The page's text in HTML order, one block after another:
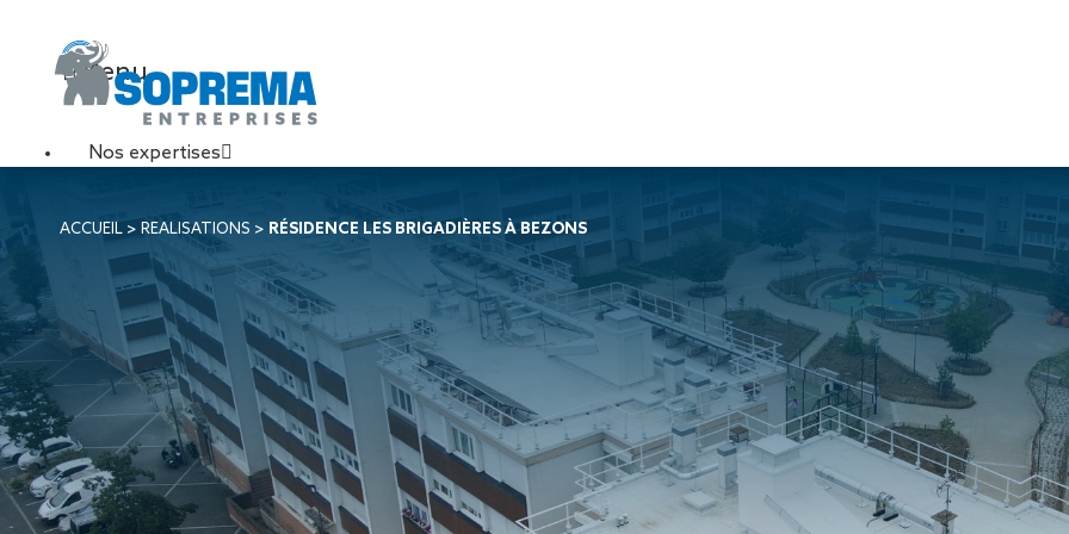
Menu
Nos expertises
Travaux de toiture
Couverture sèche
Désenfumage
Éclairage naturel
Étanchéité liquide
Étanchéité sur support
acier
Étanchéité sur support
béton
Étanchéité sur support
bois
Travaux de
façade
Bardage
double peau
Bardage
rapporté
Bardage
simple peau
Étanchéité
des parois
enterrées
charpente &
métallerie-serrurerie
Charpente en
bois lamellé-
collé
Charpente
métallique
Charpente
mixte acier-
bois
Soprassistance
d’entretien
toiture et
réparation
toiture
terrasse
ACCUEIL > REALISATIONS > RÉSIDENCE LES BRIGADIÈRES À BEZONS